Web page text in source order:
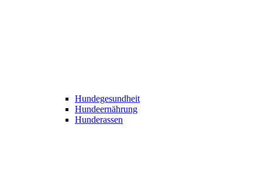
Hundegesundheit
Hundeernährung
Hunderassen